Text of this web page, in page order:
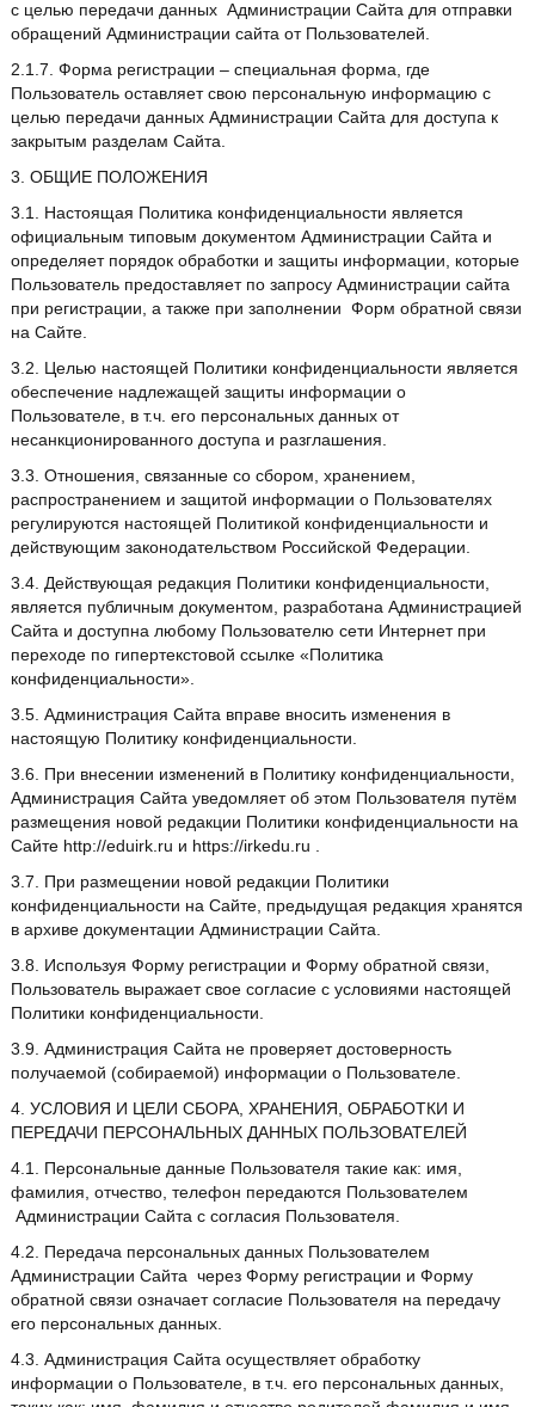
с целью передачи данных Администрации Сайта для отправки
обращений Администрации сайта от Пользователей.
2.1.7. Форма регистрации – специальная форма, где
Пользователь оставляет свою персональную информацию с
целью передачи данных Администрации Сайта для доступа к
закрытым разделам Сайта.
3. ОБЩИЕ ПОЛОЖЕНИЯ
3.1. Настоящая Политика конфиденциальности является
официальным типовым документом Администрации Сайта и
определяет порядок обработки и защиты информации, которые
Пользователь предоставляет по запросу Администрации сайта
при регистрации, а также при заполнении Форм обратной связи
на Сайте.
3.2. Целью настоящей Политики конфиденциальности является
обеспечение надлежащей защиты информации о
Пользователе, в т.ч. его персональных данных от
несанкционированного доступа и разглашения.
3.3. Отношения, связанные со сбором, хранением,
распространением и защитой информации о Пользователях
регулируются настоящей Политикой конфиденциальности и
действующим законодательством Российской Федерации.
3.4. Действующая редакция Политики конфиденциальности,
является публичным документом, разработана Администрацией
Сайта и доступна любому Пользователю сети Интернет при
переходе по гипертекстовой ссылке «Политика
конфиденциальности».
3.5. Администрация Сайта вправе вносить изменения в
настоящую Политику конфиденциальности.
3.6. При внесении изменений в Политику конфиденциальности,
Администрация Сайта уведомляет об этом Пользователя путём
размещения новой редакции Политики конфиденциальности на
Сайте http://eduirk.ru и https://irkedu.ru .
3.7. При размещении новой редакции Политики
конфиденциальности на Сайте, предыдущая редакция хранятся
в архиве документации Администрации Сайта.
3.8. Используя Форму регистрации и Форму обратной связи,
Пользователь выражает свое согласие с условиями настоящей
Политики конфиденциальности.
3.9. Администрация Сайта не проверяет достоверность
получаемой (собираемой) информации о Пользователе.
4. УСЛОВИЯ И ЦЕЛИ СБОРА, ХРАНЕНИЯ, ОБРАБОТКИ И
ПЕРЕДАЧИ ПЕРСОНАЛЬНЫХ ДАННЫХ ПОЛЬЗОВАТЕЛЕЙ
4.1. Персональные данные Пользователя такие как: имя,
фамилия, отчество, телефон передаются Пользователем
Администрации Сайта с согласия Пользователя.
4.2. Передача персональных данных Пользователем
Администрации Сайта через Форму регистрации и Форму
обратной связи означает согласие Пользователя на передачу
его персональных данных.
4.3. Администрация Сайта осуществляет обработку
информации о Пользователе, в т.ч. его персональных данных,